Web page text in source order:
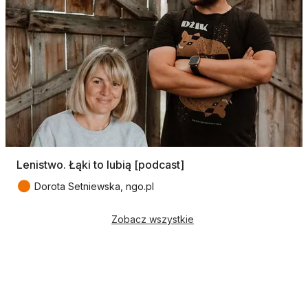
Lenistwo. Łąki to lubią [podcast]
● Dorota Setniewska, ngo.pl
Zobacz wszystkie